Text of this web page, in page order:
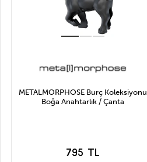
METALMORPHOSE Burç Koleksiyonu
Boğa Anahtarlık / Çanta
795 TL